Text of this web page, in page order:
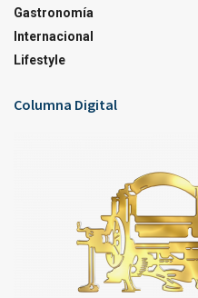
Gastronomía
Internacional
Lifestyle
Columna Digital